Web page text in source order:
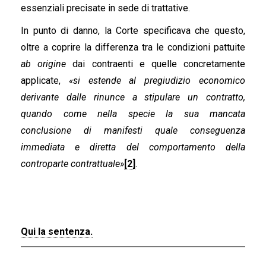
essenziali precisate in sede di trattative.
In punto di danno, la Corte specificava che questo,
oltre a coprire la differenza tra le condizioni pattuite
ab originedai contraenti e quelle concretamente
applicate, «si estende al pregiudizio economico
derivante dalle rinunce a stipulare un contratto,
quando come nella specie la sua mancata
conclusione di manifesti quale conseguenza
immediata e diretta del comportamento della
controparte contrattuale»[2].
Qui la sentenza.